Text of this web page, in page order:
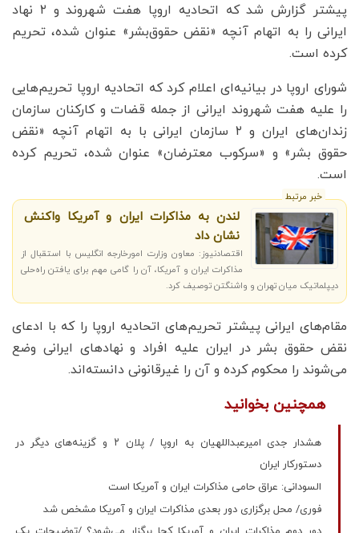
پیشتر گزارش شد که اتحادیه اروپا هفت شهروند و ۲ نهاد
ایرانی را به اتهام آنچه «نقض حقوق‌بشر» عنوان شده، تحریم
کرده است.
شورای اروپا در بیانیه‌ای اعلام کرد که اتحادیه اروپا تحریم‌هایی
را علیه هفت شهروند ایرانی از جمله قضات و کارکنان سازمان‌
زندان‌های ایران و ۲ سازمان ایرانی با به اتهام آنچه «نقض
حقوق بشر» و «سرکوب معترضان» عنوان شده، تحریم کرده
است.
خبر مرتبط
لندن به مذاکرات ایران و آمریکا واکنش
نشان داد
اقتصادنیوز: معاون وزارت امورخارجه انگلیس با استقبال از
مذاکرات ایران و آمریکا، آن را گامی مهم برای یافتن راه‌حلی
دیپلماتیک میان تهران و واشنگتن توصیف کرد.
مقام‌های ایرانی پیشتر تحریم‌های اتحادیه اروپا را که با ادعای
نقض حقوق بشر در ایران علیه افراد و نهادهای ایرانی وضع
می‌شوند را محکوم کرده‌ و آن را غیرقانونی دانسته‌اند.
همچنین بخوانید
هشدار جدی امیرعبداللهیان به اروپا / پلان ۲ و گزینه‌های دیگر در
دستورکار ایران
السودانی: عراق حامی مذاکرات ایران و آمریکا است
فوری/ محل برگزاری دور بعدی مذاکرات ایران و آمریکا مشخص شد